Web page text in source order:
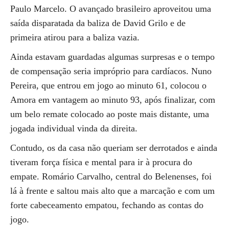
Paulo Marcelo. O avançado brasileiro aproveitou uma
saída disparatada da baliza de David Grilo e de
primeira atirou para a baliza vazia.
Ainda estavam guardadas algumas surpresas e o tempo
de compensação seria impróprio para cardíacos. Nuno
Pereira, que entrou em jogo ao minuto 61, colocou o
Amora em vantagem ao minuto 93, após finalizar, com
um belo remate colocado ao poste mais distante, uma
jogada individual vinda da direita.
Contudo, os da casa não queriam ser derrotados e ainda
tiveram força física e mental para ir à procura do
empate. Romário Carvalho, central do Belenenses, foi
lá à frente e saltou mais alto que a marcação e com um
forte cabeceamento empatou, fechando as contas do
jogo.